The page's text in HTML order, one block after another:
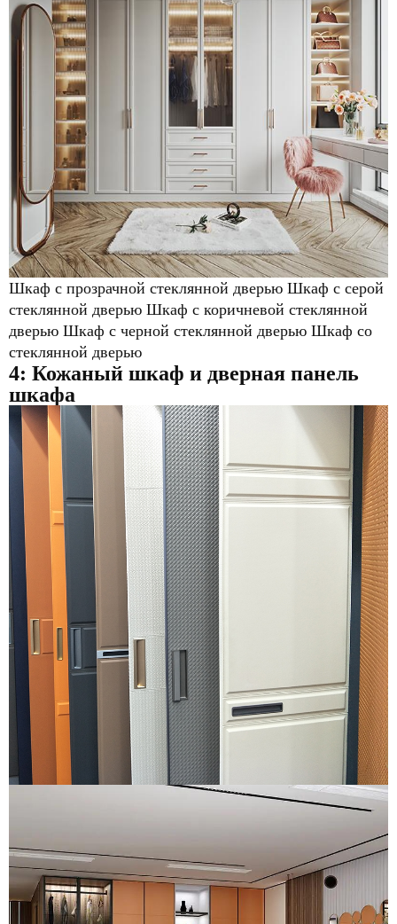
Шкаф с прозрачной стеклянной дверью Шкаф с серой
стеклянной дверью Шкаф с коричневой стеклянной
дверью Шкаф с черной стеклянной дверью Шкаф со
стеклянной дверью
4: Кожаный шкаф и дверная панель
шкафа